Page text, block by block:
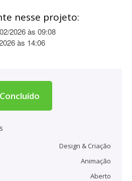
nesse projeto:
2026 às 09:08
às 14:06
Concluído
Design & Criação
Animação
Aberto